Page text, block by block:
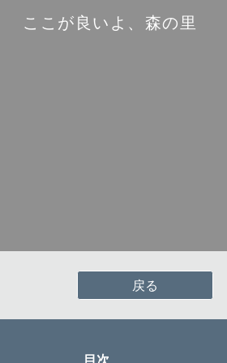
ここが良いよ、森の里
戻る